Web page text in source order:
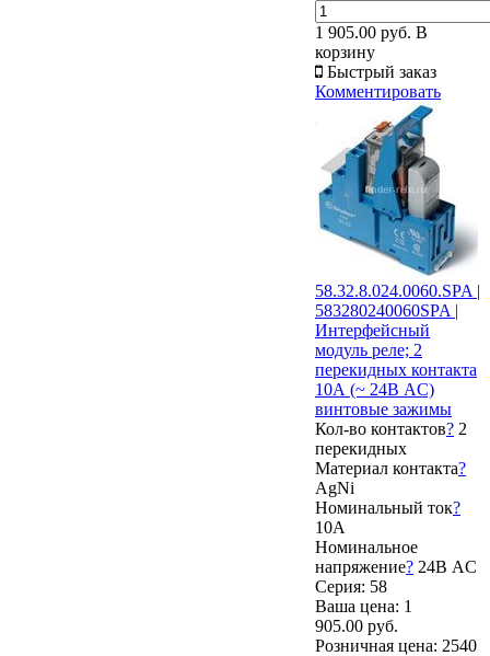
1 905.00 руб. В
корзину
Быстрый заказ
Комментировать
58.32.8.024.0060.SPA |
583280240060SPA |
Интерфейсный
модуль реле; 2
перекидных контакта
10А (~ 24В AC)
винтовые зажимы
Кол-во контактов? 2
перекидных
Материал контакта?
AgNi
Номинальный ток?
10А
Номинальное
напряжение? 24В AC
Серия: 58
Ваша цена: 1
905.00 руб.
Розничная цена: 2540